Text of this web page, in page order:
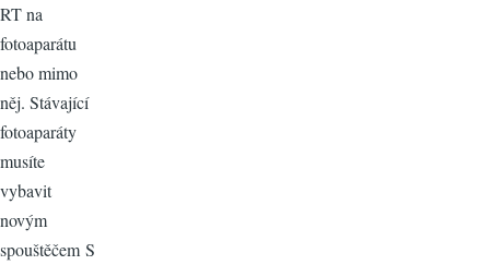
RT na
fotoaparátu
nebo mimo
něj. Stávající
fotoaparáty
musíte
vybavit
novým
spouštěčem S